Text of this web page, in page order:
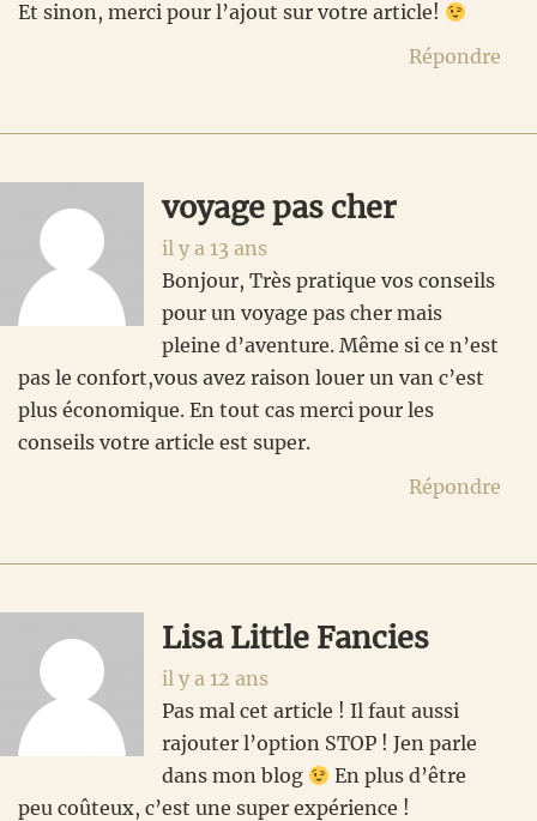
Et sinon, merci pour l’ajout sur votre article!
Répondre
voyage pas cher
il y a 13 ans
Bonjour, Très pratique vos conseils
pour un voyage pas cher mais
pleine d’aventure. Même si ce n’est
pas le confort,vous avez raison louer un van c’est
plus économique. En tout cas merci pour les
conseils votre article est super.
Répondre
Lisa Little Fancies
il y a 12 ans
Pas mal cet article ! Il faut aussi
rajouter l’option STOP ! Jen parle
dans mon blog
En plus d’être
peu coûteux, c’est une super expérience !